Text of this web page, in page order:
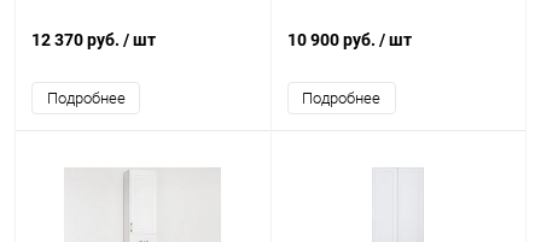
12 370 руб. / шт
Подробнее
10 900 руб. / шт
Подробнее